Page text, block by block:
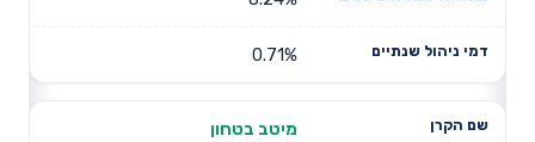
0.71%
מיטב בטחון